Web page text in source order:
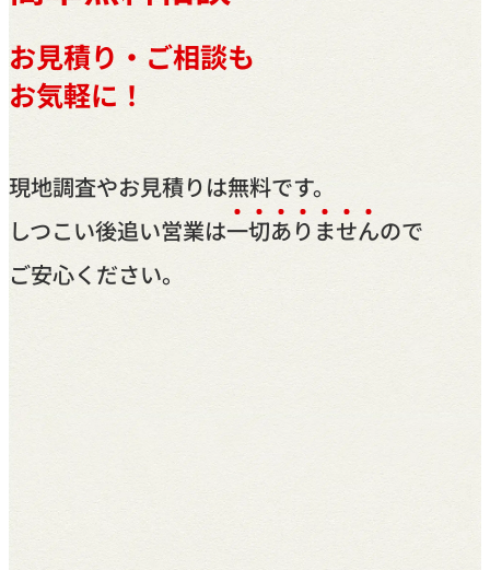
お見積り・ご相談も
お気軽に！
現地調査やお見積りは無料です。
しつこい後追い営業は一切あり ませんので
ご安心ください。